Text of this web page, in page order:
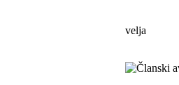
velja